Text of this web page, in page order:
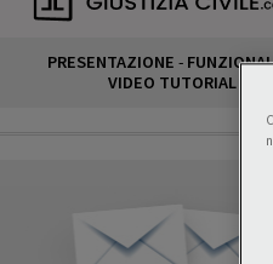
PRESENTAZIONE -
VIDEO TUTORIAL